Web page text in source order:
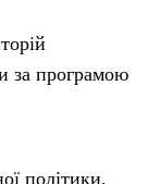
за програмою
політики,